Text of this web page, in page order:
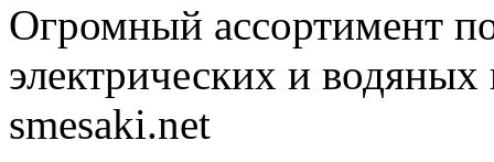
Огромный ассортимент
электрических и водяных
smesaki.net